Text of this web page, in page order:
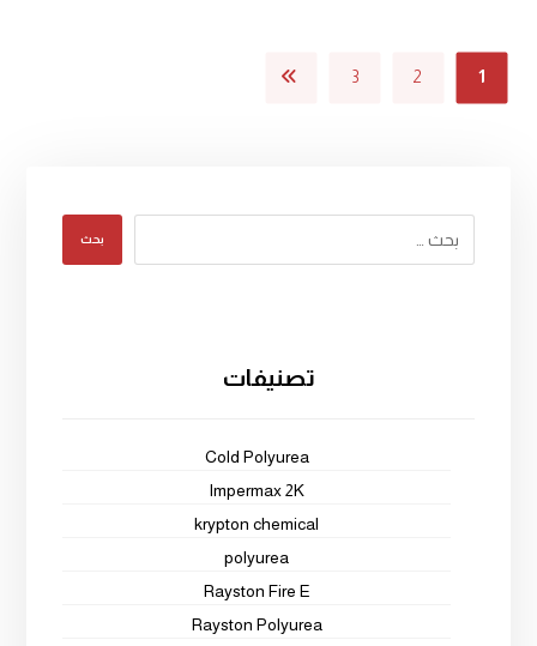
1
2
3
بحث
تصنيفات
Cold Polyurea
Impermax 2K
krypton chemical
polyurea
Rayston Fire E
Rayston Polyurea